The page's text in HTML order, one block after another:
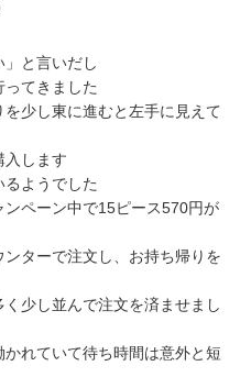
と言いだし
てきました
少し東に進むと左手に見えて
入します
るようでした
ペーン中で15ピース570円が
ターで注文し、お持ち帰りを
少し並んで注文を済ませまし
れていて待ち時間は意外と短